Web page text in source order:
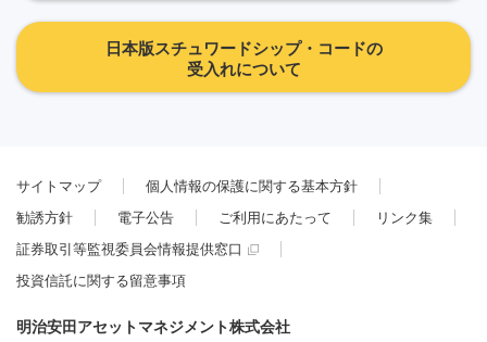
日本版スチュワードシップ・コードの
受入れについて
サイトマップ
個人情報の保護に関する基本方針
勧誘方針
電子公告 ご利用にあたって
リンク集
証券取引等監視委員会情報提供窓口
投資信託に関する留意事項
明治安田アセットマネジメント株式会社